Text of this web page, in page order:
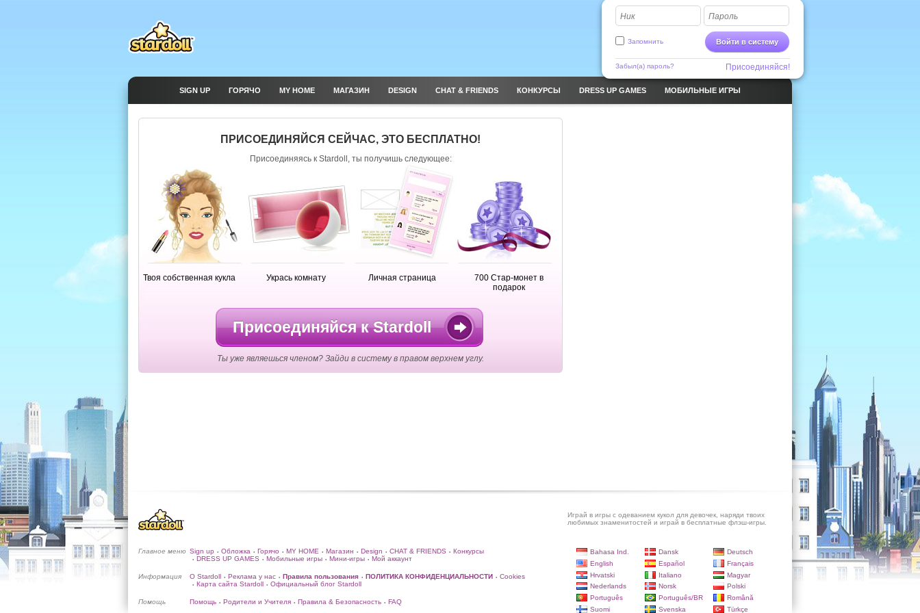
Ник Пароль
Войти в систему
Запомнить
Забыл(а) пароль? Присоединяйся!
SIGN UP ГОРЯЧО MY HOME МАГАЗИН DESIGN CHAT & FRIENDS КОНКУРСЫ DRESS UP GAMES МОБИЛЬНЫЕ ИГРЫ
ПРИСОЕДИНЯЙСЯ СЕЙЧАС, ЭТО БЕСПЛАТНО!
Присоединяясь к Stardoll, ты получишь следующее:
Твоя собственная кукла Укрась комнату Личная страница
700 Стар-монет в
подарок
Присоединяйся к Stardoll
Ты уже являешься членом? Зайди в систему в правом верхнем углу.
Играй в игры с одеванием кукол для девочек, наряди твоих
любимых знаменитостей и играй в бесплатные флэш-игры.
Главное меню Sign up • Обложка • Горячо • MY HOME • Магазин • Design • CHAT & FRIENDS • Конкурсы
• DRESS UP GAMES • Мобильные игры • Мини-игры • Мой аккаунт
Информация О Stardoll • Реклама у нас • Правила пользования • ПОЛИТИКА КОНФИДЕНЦИАЛЬНОСТИ • Cookies
• Карта сайта Stardoll • Официальный блог Stardoll
Помощь Помощь • Родители и Учителя • Правила & Безопасность • FAQ
Bahasa Ind. Dansk
Deutsch
English
Español
Français
Hrvatski
Italiano
Magyar
Nederlands
Norsk
Polski
Português
Português/BR
Română
Suomi
Svenska Türkçe